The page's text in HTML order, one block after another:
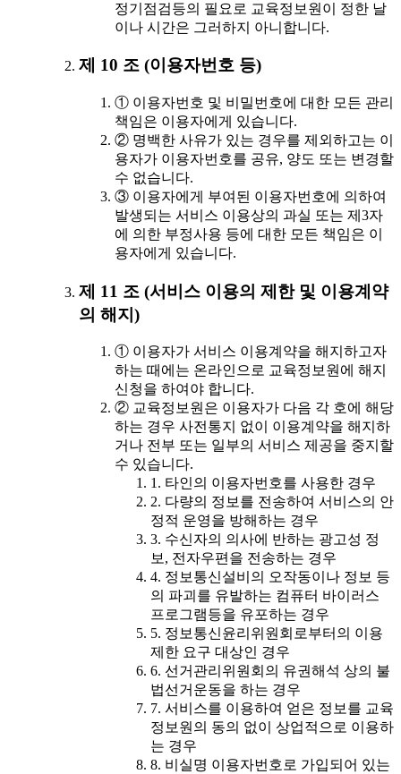
정기점검등의 필요로 교육정보원이 정한 날
이나 시간은 그러하지 아니합니다.
제 10 조 (이용자번호 등)
① 이용자번호 및 비밀번호에 대한 모든 관리
책임은 이용자에게 있습니다.
② 명백한 사유가 있는 경우를 제외하고는 이
용자가 이용자번호를 공유, 양도 또는 변경할
수 없습니다.
③ 이용자에게 부여된 이용자번호에 의하여
발생되는 서비스 이용상의 과실 또는 제3자
에 의한 부정사용 등에 대한 모든 책임은 이
용자에게 있습니다.
제 11 조 (서비스 이용의 제한 및 이용계약
의 해지)
① 이용자가 서비스 이용계약을 해지하고자
하는 때에는 온라인으로 교육정보원에 해지
신청을 하여야 합니다.
② 교육정보원은 이용자가 다음 각 호에 해당
하는 경우 사전통지 없이 이용계약을 해지하
거나 전부 또는 일부의 서비스 제공을 중지할
수 있습니다.
1. 타인의 이용자번호를 사용한 경우
2. 다량의 정보를 전송하여 서비스의 안
정적 운영을 방해하는 경우
3. 수신자의 의사에 반하는 광고성 정
보, 전자우편을 전송하는 경우
4. 정보통신설비의 오작동이나 정보 등
의 파괴를 유발하는 컴퓨터 바이러스
프로그램등을 유포하는 경우
5. 정보통신윤리위원회로부터의 이용
제한 요구 대상인 경우
6. 선거관리위원회의 유권해석 상의 불
법선거운동을 하는 경우
7. 서비스를 이용하여 얻은 정보를 교육
정보원의 동의 없이 상업적으로 이용하
는 경우
8. 비실명 이용자번호로 가입되어 있는